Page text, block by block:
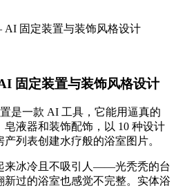
固定装置与装饰风格设计
固定装置与装饰风格设计
是一款 AI 工具，它能用逼真的
液器和装饰配饰，以 10 种设计
列表创建水疗般的浴室图片。
来冰冷且不吸引人——光秃秃的台
过的浴室也感觉不完整。实体浴